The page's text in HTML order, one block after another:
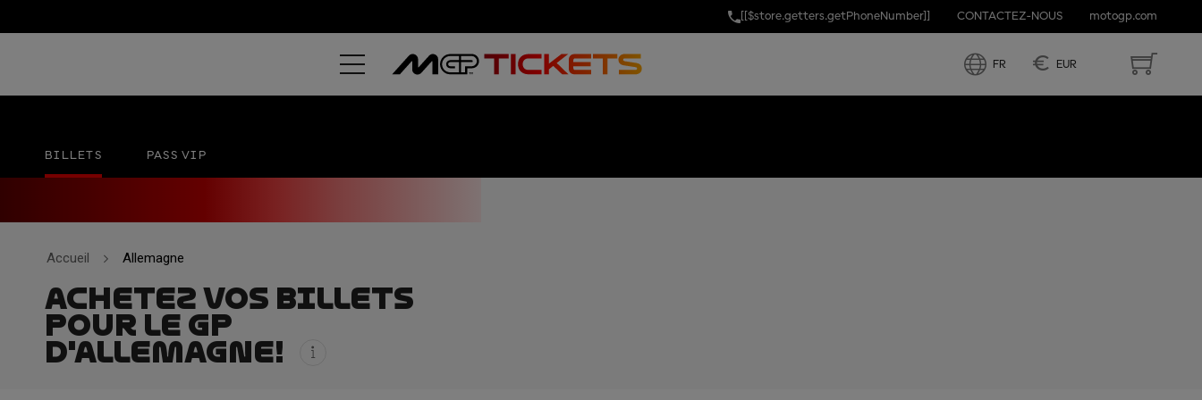
[[$store.getters.getPhoneNumber]] CONTACTEZ-NOUS motogp.com
FR € EUR
GRAND PRIX OF GERMANY
BILLETS PASS VIP
Accueil Allemagne
ACHETEZ VOS BILLETS
POUR LE GP
D'ALLEMAGNE!